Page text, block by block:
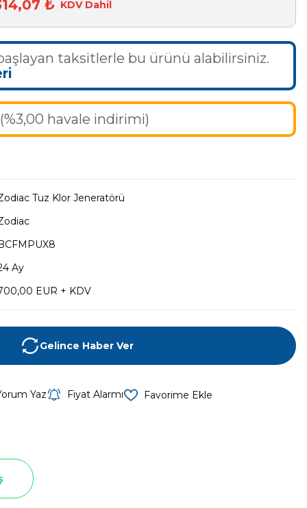
₺ KDV Dahil
taksitlerle bu ürünü alabilirsiniz.
(%3,00 havale indirimi)
Tuz Klor Jeneratörü
Ay
EUR + KDV
Gelince Haber Ver
Yaz Fiyat Alarmı